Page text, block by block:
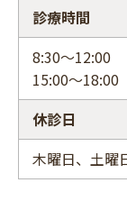
診療時間
8:30～12:00
15:00～18:00
休診日
木曜日、土曜